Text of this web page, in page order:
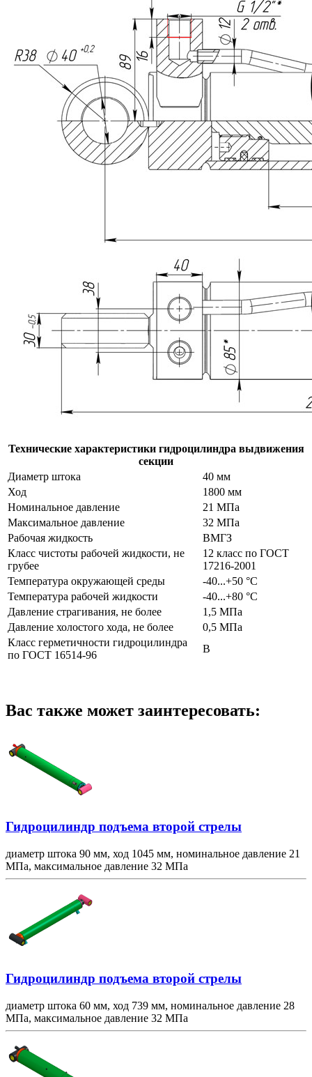
Технические характеристики гидроцилиндра выдвижения
секции
Диаметр штока
40 мм
Ход
1800 мм
Номинальное давление
21 МПа
Максимальное давление
32 МПа
Рабочая жидкость
ВМГЗ
Класс чистоты рабочей жидкости, не
грубее
12 класс по ГОСТ
17216-2001
Температура окружающей среды
-40...+50 °С
Температура рабочей жидкости
-40...+80 °С
Давление страгивания, не более
1,5 МПа
Давление холостого хода, не более
0,5 МПа
Класс герметичности гидроцилиндра
по ГОСТ 16514-96
В
Вас также может заинтересовать:
Гидроцилиндр подъема второй стрелы
диаметр штока 90 мм, ход 1045 мм, номинальное давление 21
МПа, максимальное давление 32 МПа
Гидроцилиндр подъема второй стрелы
диаметр штока 60 мм, ход 739 мм, номинальное давление 28
МПа, максимальное давление 32 МПа